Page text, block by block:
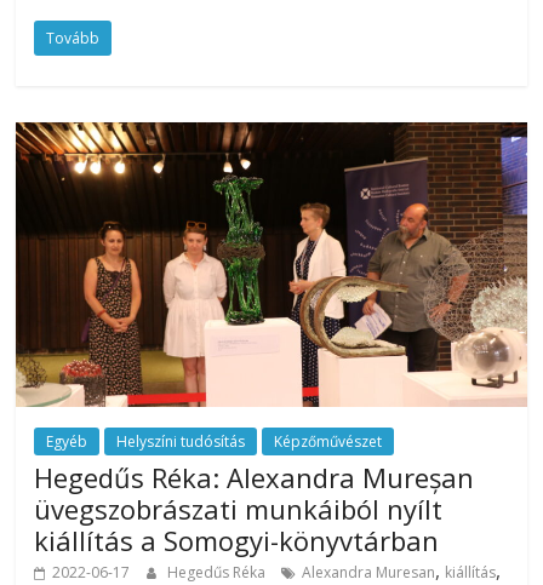
Tovább
Egyéb Helyszíni tudósítás Képzőművészet
Hegedűs Réka: Alexandra Mureșan
üvegszobrászati munkáiból nyílt
kiállítás a Somogyi-könyvtárban
2022-06-17 Hegedűs Réka Alexandra Muresan, kiállítás,